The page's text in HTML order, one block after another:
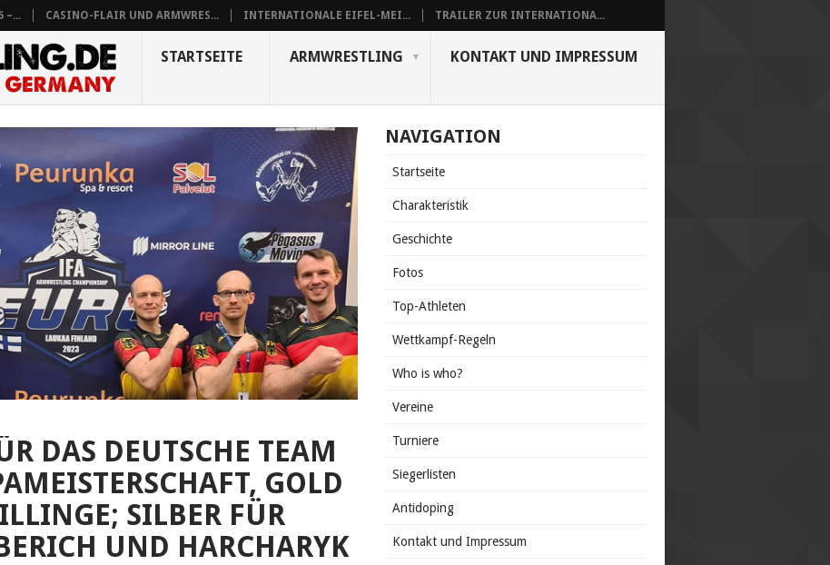
–... CASINO-FLAIR UND ARMWRES... INTERNATIONALE EIFEL-MEI... TRAILER ZUR INTERNATIONA...
STARTSEITE ARMWRESTLING KONTAKT UND IMPRESSUM
DAS DEUTSCHE TEAM
GOLD
SILBER FÜR
UND HARCHARYK
NAVIGATION
Startseite
Charakteristik
Geschichte
Fotos
Top-Athleten
Wettkampf-Regeln
Who is who?
Vereine
Turniere
Siegerlisten
Antidoping
Kontakt und Impressum